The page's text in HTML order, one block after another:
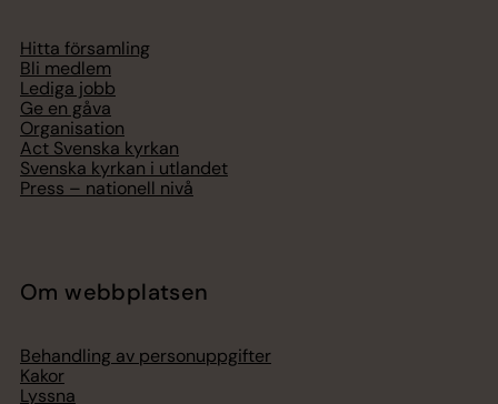
Hitta församling
Bli medlem
Lediga jobb
Ge en gåva
Organisation
Act Svenska kyrkan
Svenska kyrkan i utlandet
Press – nationell nivå
Om webbplatsen
Behandling av personuppgifter
Kakor
Lyssna